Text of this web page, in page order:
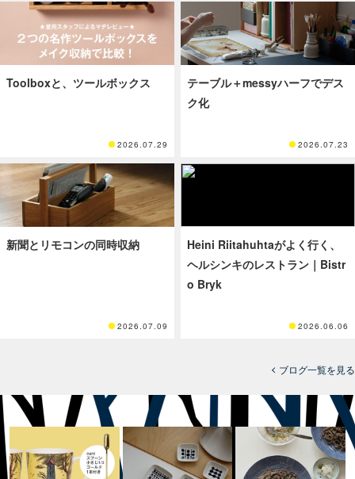
Toolboxと、ツールボックス
2026.07.29
テーブル＋messyハーフでデス
ク化
2026.07.23
新聞とリモコンの同時収納
2026.07.09
Heini Riitahuhtaがよく行く、
ヘルシンキのレストラン｜Bistr
o Bryk
2026.06.06
ブログ一覧を見る